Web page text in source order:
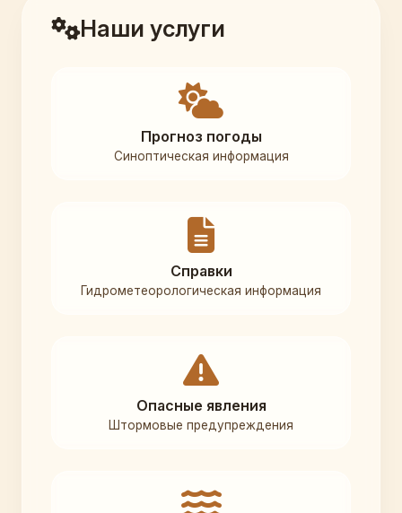
Наши услуги
Прогноз погоды
Синоптическая информация
Справки
Гидрометеорологическая информация
Опасные явления
Штормовые предупреждения